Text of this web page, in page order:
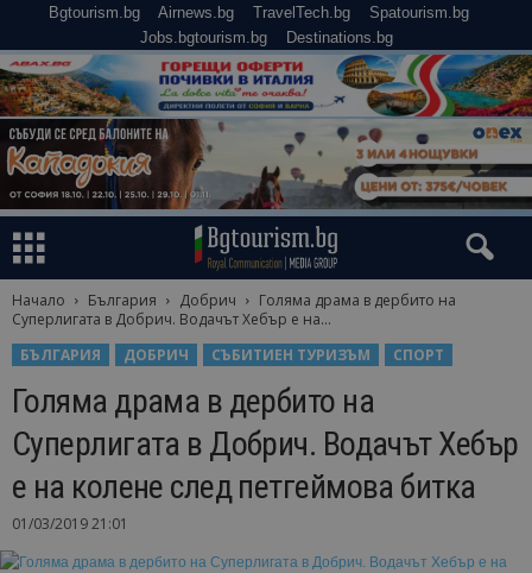
Bgtourism.bg Airnews.bg TravelTech.bg
Spatourism.bg
Jobs.bgtourism.bg
Destinations.bg
Начало България Добрич
Голяма драма в дербито на
Суперлигата в Добрич. Водачът Хебър е на...
БЪЛГАРИЯ
ДОБРИЧ СЪБИТИЕН ТУРИЗЪМ СПОРТ
Голяма драма в дербито на
Суперлигата в Добрич. Водачът Хебър
е на колене след петгеймова битка
01/03/2019 21:01